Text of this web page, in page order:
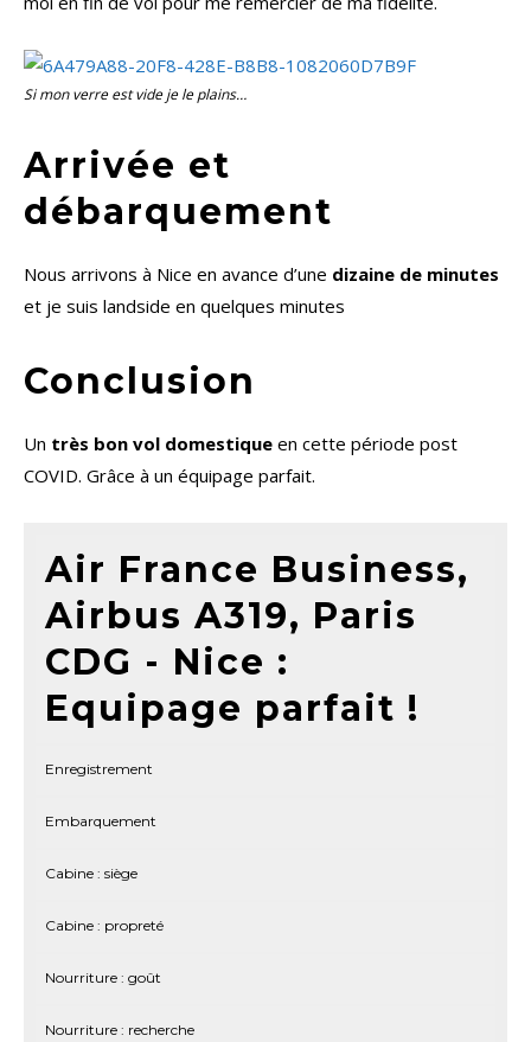
Si mon verre est vide je le plains…
Arrivée et
débarquement
Nous arrivons à Nice en avance d’une dizaine de minutes
et je suis landside en quelques minutes
Conclusion
Un très bon vol domestique en cette période post
COVID. Grâce à un équipage parfait.
Air France Business,
Airbus A319, Paris
CDG - Nice :
Equipage parfait !
Enregistrement
Embarquement
Cabine : siège
Cabine : propreté
Nourriture : goût
Nourriture : recherche